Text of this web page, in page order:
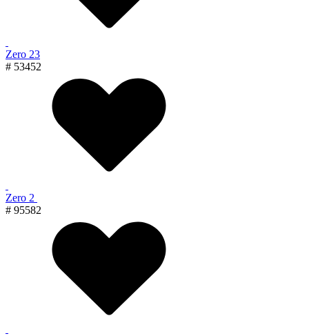
Zero 23
# 53452
Zero 2
# 95582